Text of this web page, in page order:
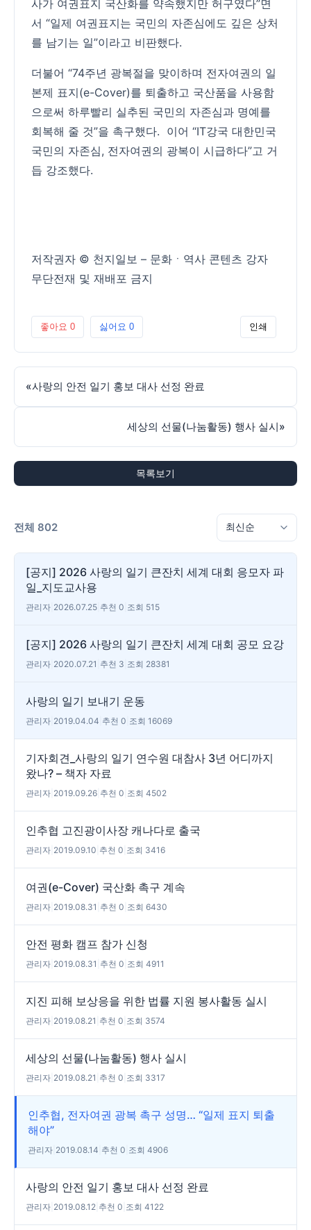
사가 여권표지 국산화를 약속했지만 허구였다”면
서 “일제 여권표지는 국민의 자존심에도 깊은 상처
를 남기는 일”이라고 비판했다.
더불어 “74주년 광복절을 맞이하며 전자여권의 일
본제 표지(e-Cover)를 퇴출하고 국산품을 사용함
으로써 하루빨리 실추된 국민의 자존심과 명예를
회복해 줄 것”을 촉구했다. 이어 “IT강국 대한민국
국민의 자존심, 전자여권의 광복이 시급하다”고 거
듭 강조했다.
저작권자 © 천지일보 – 문화ㆍ역사 콘텐츠 강자
무단전재 및 재배포 금지
좋아요 0 싫어요 0 인쇄
«사랑의 안전 일기 홍보 대사 선정 완료
세상의 선물(나눔활동) 행사 실시»
목록보기
전체 802
[공지] 2026 사랑의 일기 큰잔치 세계 대회 응모자 파
일_지도교사용
관리자 2026.07.25 추천 0 조회 515
[공지] 2026 사랑의 일기 큰잔치 세계 대회 공모 요강
관리자 2020.07.21 추천 3 조회 28381
사랑의 일기 보내기 운동
관리자 2019.04.04 추천 0 조회 16069
기자회견_사랑의 일기 연수원 대참사 3년 어디까지
왔나? – 책자 자료
관리자 2019.09.26 추천 0 조회 4502
인추협 고진광이사장 캐나다로 출국
관리자 2019.09.10 추천 0 조회 3416
여권(e-Cover) 국산화 촉구 계속
관리자 2019.08.31 추천 0 조회 6430
안전 평화 캠프 참가 신청
관리자 2019.08.31 추천 0 조회 4911
지진 피해 보상응을 위한 법률 지원 봉사활동 실시
관리자 2019.08.21 추천 0 조회 3574
세상의 선물(나눔활동) 행사 실시
관리자 2019.08.21 추천 0 조회 3317
인추협, 전자여권 광복 촉구 성명… “일제 표지 퇴출
해야”
관리자 2019.08.14 추천 0 조회 4906
사랑의 안전 일기 홍보 대사 선정 완료
관리자 2019.08.12 추천 0 조회 4122